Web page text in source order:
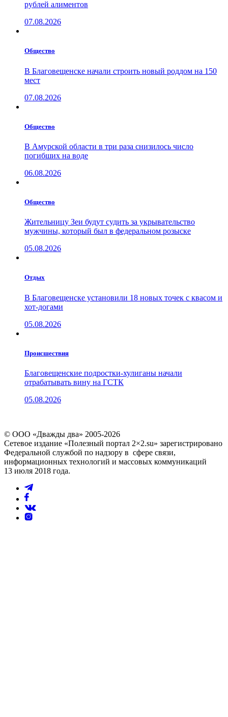
рублей алиментов
07.08.2026
Общество
В Благовещенске начали строить новый роддом на 150
мест
07.08.2026
Общество
В Амурской области в три раза снизилось число
погибших на воде
06.08.2026
Общество
Жительницу Зеи будут судить за укрывательство
мужчины, который был в федеральном розыске
05.08.2026
Отдых
В Благовещенске установили 18 новых точек с квасом и
хот-догами
05.08.2026
Проиcшествия
Благовещенские подростки-хулиганы начали
отрабатывать вину на ГСТК
05.08.2026
© ООО «Дважды два» 2005-2026
Сетевое издание «Полезный портал 2×2.su» зарегистрировано
Федеральной службой по надзору в сфере связи,
информационных технологий и массовых коммуникаций
13 июля 2018 года.